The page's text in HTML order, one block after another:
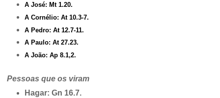
A José: Mt 1.20.
A Cornélio: At 10.3-7.
A Pedro: At 12.7-11.
A Paulo: At 27.23.
A João: Ap 8.1,2.
Pessoas que os viram
Hagar: Gn 16.7.